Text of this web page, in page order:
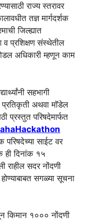
राज्य स्तरावर
तज्ञ मार्गदर्शक
जिल्ह्यात
व प्रशिक्षण संस्थेतील
अधिकारी म्हणून काम
सहभागी
प्रतिकृती अथवा मॉडेल
प्रस्तुत परिषदेमार्फत
साईट वर
दिनांक १५
राहील सदर नोंदणी
सगळ्या सूचना
किमान १००० नोंदणी